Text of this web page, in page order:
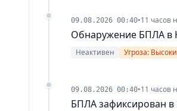
09.08.2026 00:40•11 часов
Обнаружение БПЛА в
Неактивен Угроза:
09.08.2026 00:40•11 часов
БПЛА зафиксирован